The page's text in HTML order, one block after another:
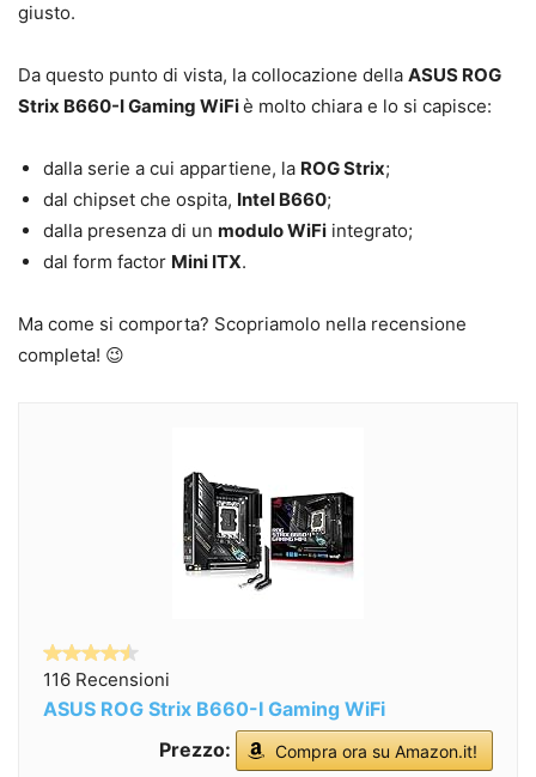
giusto.
Da questo punto di vista, la collocazione della ASUS ROG
Strix B660-I Gaming WiFiè molto chiara e lo si capisce:
dalla serie a cui appartiene, la ROG Strix;
dal chipset che ospita, Intel B660;
dalla presenza di un modulo WiFi integrato;
dal form factor Mini ITX.
Ma come si comporta? Scopriamolo nella recensione
completa! 😉
116 Recensioni
ASUS ROG Strix B660-I Gaming WiFi
Prezzo:
Compra ora su Amazon.it!